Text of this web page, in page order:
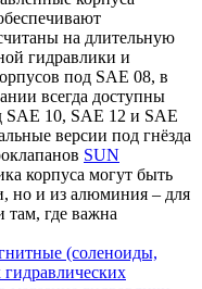
на длительную
гидравлики и
под SAE 08, в
всегда доступны
SAE 10, SAE 12 и SAE
версии под гнёзда
SUN
корпуса могут быть
но и из алюминия – для
там, где важна
(соленоиды,